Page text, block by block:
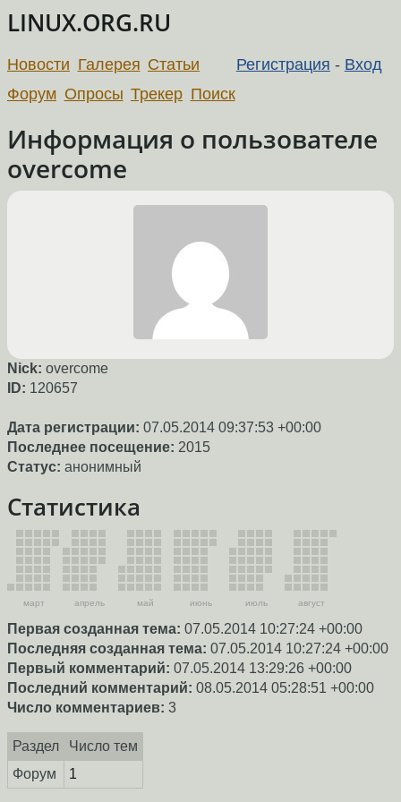
LINUX.ORG.RU
Регистрация - Вход
Новости Галерея Статьи
Форум Опросы Трекер Поиск
Информация о пользователе
overcome
Nick: overcome
ID: 120657
Дата регистрации: 07.05.2014 09:37:53 +00:00
Последнее посещение: 2015
Статус: анонимный
Статистика
март апрель май июнь июль август
Первая созданная тема: 07.05.2014 10:27:24 +00:00
Последняя созданная тема: 07.05.2014 10:27:24 +00:00
Первый комментарий: 07.05.2014 13:29:26 +00:00
Последний комментарий: 08.05.2014 05:28:51 +00:00
Число комментариев: 3
Раздел
Число тем
Форум
1